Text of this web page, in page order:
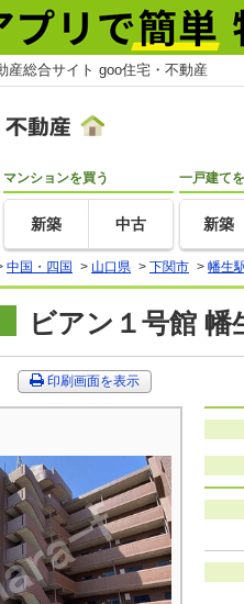
産総合サイト goo住宅・不動産
マンションを買う
新築 中古
一戸建て
新築
中国・四国 > 山口県 > 下関市 > 幡生
ビアン１号館
印刷画面を表示